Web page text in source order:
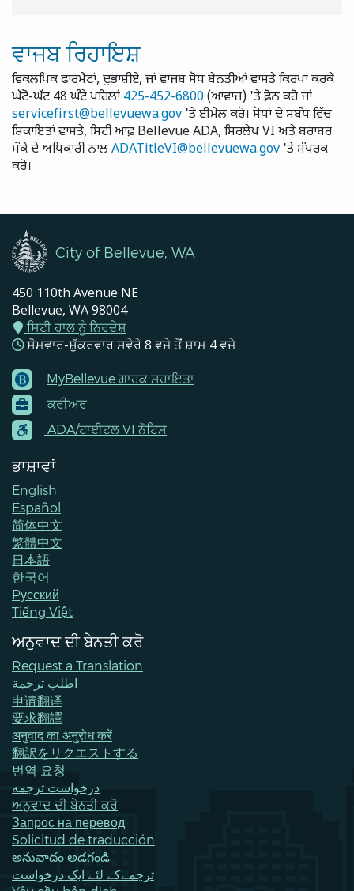
ਵਾਜਬ ਰਿਹਾਇਸ਼
ਵਿਕਲਪਿਕ ਫਾਰਮੈਟਾਂ, ਦੁਭਾਸ਼ੀਏ, ਜਾਂ ਵਾਜਬ ਸੋਧ ਬੇਨਤੀਆਂ ਵਾਸਤੇ ਕਿਰਪਾ ਕਰਕੇ
ਘੱਟੋ-ਘੱਟ 48 ਘੰਟੇ ਪਹਿਲਾਂ 425-452-6800(ਆਵਾਜ਼) 'ਤੇ ਫ਼ੋਨ ਕਰੋ ਜਾਂ
servicefirst@bellevuewa.gov 'ਤੇ ਈਮੇਲ ਕਰੋ। ਸੋਧਾਂ ਦੇ ਸਬੰਧ ਵਿੱਚ
ਸ਼ਿਕਾਇਤਾਂ ਵਾਸਤੇ, ਸਿਟੀ ਆਫ਼ Bellevue ADA, ਸਿਰਲੇਖ VI ਅਤੇ ਬਰਾਬਰ
ਮੌਕੇ ਦੇ ਅਧਿਕਾਰੀ ਨਾਲADATitleVI@bellevuewa.gov 'ਤੇ ਸੰਪਰਕ
ਕਰੋ।
City of Bellevue, WA
450 110th Avenue NE
Bellevue, WA 98004
ਸਿਟੀ ਹਾਲ ਨੂੰ ਨਿਰਦੇਸ਼
ਸੋਮਵਾਰ-ਸ਼ੁੱਕਰਵਾਰ ਸਵੇਰੇ 8 ਵਜੇ ਤੋਂ ਸ਼ਾਮ 4 ਵਜੇ
Footer
Menu
Contacts
MyBellevue ਗਾਹਕ ਸਹਾਇਤਾ
ਕਰੀਅਰ
ADA/ਟਾਈਟਲ VI ਨੋਟਿਸ
ਭਾਸ਼ਾਵਾਂ
English
Español
简体中文
繁體中文
日本語
한국어
Pусский
Tiếng Việt
ਅਨੁਵਾਦ ਦੀ ਬੇਨਤੀ ਕਰੋ
Request a Translation
اطلب ترجمة
申请翻译
要求翻譯
अनुवाद का अनुरोध करें
翻訳をリクエストする
번역 요청
درخواست ترجمه
ਅਨੁਵਾਦ ਦੀ ਬੇਨਤੀ ਕਰੋ
Запрос на перевод
Solicitud de traducción
అనువాదం అడగండి
ترجمےکے لئے ایک درخواست